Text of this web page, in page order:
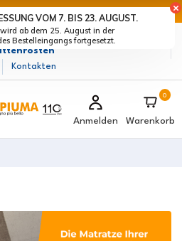
von Matratzen, Kissen und
Kontakten
Anmelden
0
Warenkorb
ab dem 25. August in der
Bestelleingangs fortgesetzt.
VOM 7. BIS 23. AUGUST.